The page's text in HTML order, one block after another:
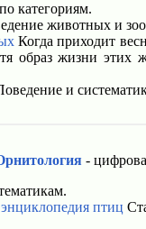
по категориям.
животных и
Когда приходит
образ жизни этих
и
-
птиц